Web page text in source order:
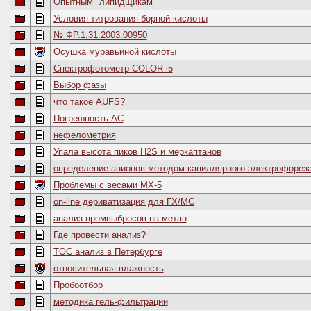
Условия титрования борной кислоты
№ ФР.1.31.2003.00950
Осушка муравьиной кислоты
Спектрофотометр COLOR i5
Выбор фазы
что такое AUFS?
Погрешность АС
нефелометрия
Упала высота пиков H2S и меркаптанов
определение анионов методом капиллярного
Проблемы с весами MX-5
on-line дериватизация для ГХ/МС
анализ промвыбросов на метан
Где провести анализ?
TOC анализ в Петербурге
относительная влажность
Пробоотбор
методика гель-фильтрации